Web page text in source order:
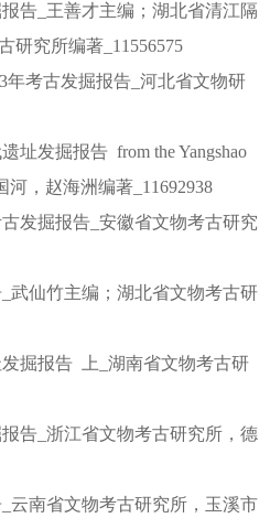
告_王善才主编；湖北省清江隔
研究所编著_11556575
年考古发掘报告_河北省文物研
址发掘报告 from the Yangshao
河，赵海洲编著_11692938
发掘报告_安徽省文物考古研究
武仙竹主编；湖北省文物考古研
掘报告 上_湖南省文物考古研
告_浙江省文物考古研究所，德
云南省文物考古研究所，玉溪市